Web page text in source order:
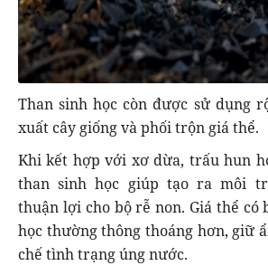
Than sinh học còn được sử dụng
xuất cây giống và phối trộn giá thể.
Khi kết hợp với xơ dừa, trấu hun
than sinh học giúp tạo ra môi
thuận lợi cho bộ rễ non. Giá thể có
học thường thông thoáng hơn, giữ
chế tình trạng úng nước.